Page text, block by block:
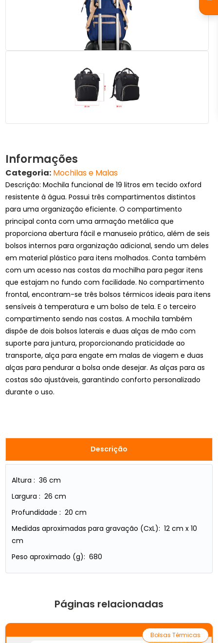
Informações
Categoria: Mochilas e Malas
Descrição: Mochila funcional de 19 litros em tecido oxford
resistente à água. Possui três compartimentos distintos
para uma organização eficiente. O compartimento
principal conta com uma armação metálica que
proporciona abertura fácil e manuseio prático, além de seis
bolsos internos para organização adicional, sendo um deles
em material plástico para itens molhados. Conta também
com um acesso nas costas da mochilha para pegar itens
que estajam no fundo com facilidade. No compartimento
frontal, encontram-se três bolsos térmicos ideais para itens
sensíveis à temperatura e um bolso de tela. E o terceiro
compartimento sendo nas costas. A mochila também
dispõe de dois bolsos laterais e duas alças de mão com
suporte para juntura, proporcionando praticidade ao
transporte, alça para engate em malas de viagem e duas
alças para pendurar a bolsa onde desejar. As alças para as
costas são ajustáveis, garantindo conforto personalizado
durante o uso.
Descrição
Altura : 36 cm
Largura : 26 cm
Profundidade : 20 cm
Medidas aproximadas para gravação (CxL): 12 cm x 10
cm
Peso aproximado (g): 680
Páginas relacionadas
Bolsas Térmicas